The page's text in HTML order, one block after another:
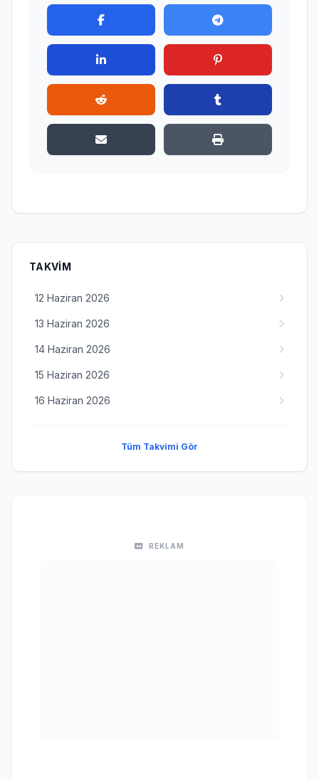
TAKVIM
12 Haziran 2026
13 Haziran 2026
14 Haziran 2026
15 Haziran 2026
16 Haziran 2026
Tüm Takvimi Gör
REKLAM